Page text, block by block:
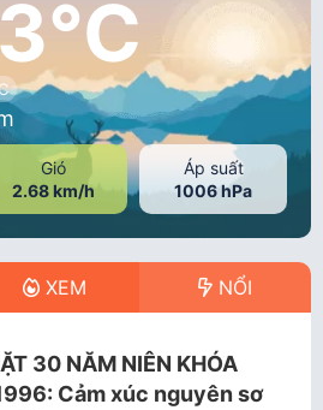
Gió
2.68 km/h
Áp suất
1006 hPa
XEM NỔI
30 NĂM NIÊN KHÓA
Cảm xúc nguyên sơ